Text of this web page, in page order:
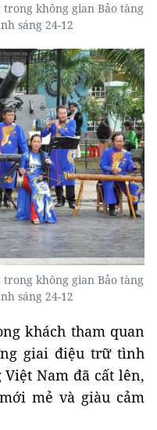
không gian Bảo tàng
sáng 24-12
không gian Bảo tàng
sáng 24-12
khách tham quan
giai điệu trữ tình
Nam đã cất lên,
mẻ và giàu cảm